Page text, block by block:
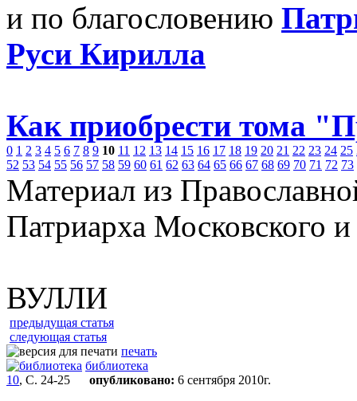
и по благословению
Руси Кирилла
Как приобрести тома
0 1 2 3 4 5 6 7 8 9 10 11 12 13 14 15 16 17 18 19 20 21 22 23 24 25
52 53 54 55 56 57 58 59 60 61 62 63 64 65 66 67 68 69 70 71 72 73
Материал из
Патриарха Московского
ВУЛЛИ
предыдущая статья
следующая статья
печать
библиотека
10, С. 24-25 опубликовано: 6 сентября 2010г.